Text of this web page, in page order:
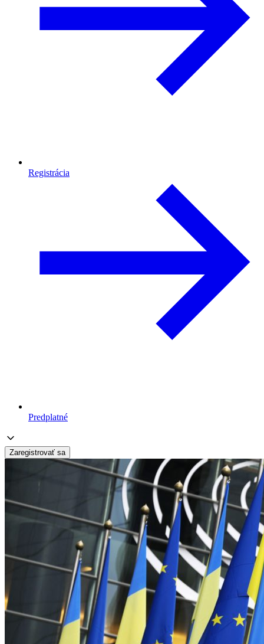
Registrácia
Predplatné
Zaregistrovať sa